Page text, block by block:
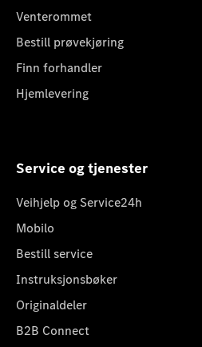
Venterommet
Bestill prøvekjøring
Finn forhandler
Hjemlevering
Service og tjenester
Veihjelp og Service24h
Mobilo
Bestill service
Instruksjonsbøker
Originaldeler
B2B Connect